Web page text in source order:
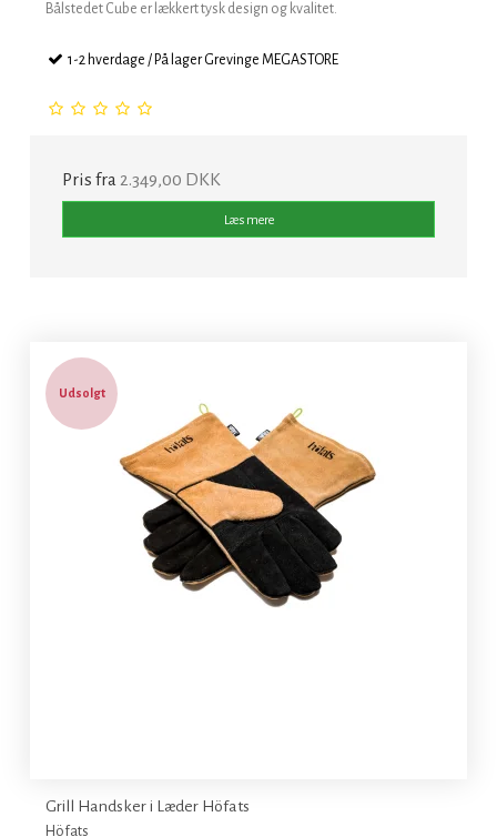
Bålstedet Cube er lækkert tysk design og kvalitet.
1-2 hverdage / På lager Grevinge MEGASTORE
Pris fra 2.349,00 DKK
Læs mere
Udsolgt
Grill Handsker i Læder Höfats
Höfats